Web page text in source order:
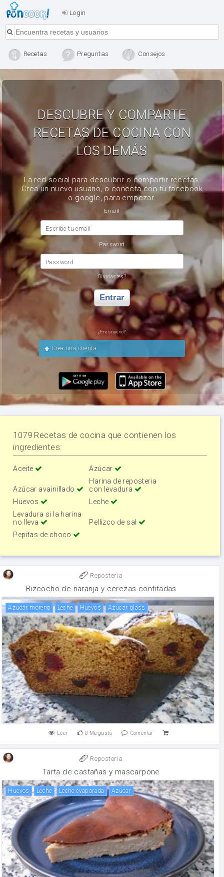
Login
Recetas Preguntas Consejos
DESCUBRE Y COMPARTE
RECETAS DE COCINA CON
LOS DEMÁS
La red social para descubrir o compartir recetas.
Crea un nuevo usuario, o conecta con tu facebook
o google, para empezar.
Email
Escribe tu email
Password
Password
Olvidastes?
Entrar
¿Eres nuevo?
Crea una cuenta
1079 Recetas de cocina que contienen los
ingredientes:
Aceite Azúcar
Azúcar avainillado
Harina de reposteria
con levadura
Huevos
Leche
Levadura si la harina
no lleva
Pellizco de sal
Pepitas de choco
Reposteria
Bizcocho de naranja y cerezas confitadas
Azúcar moreno leche huevos Azúcar glass
Leer 0 Me gusta Comentar
Reposteria
Tarta de castañas y mascarpone
huevos leche leche evaporada Azúcar